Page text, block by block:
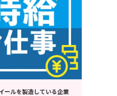
ールを製造している企業